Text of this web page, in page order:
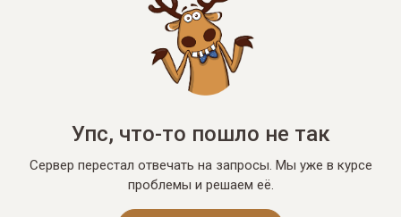
Упс, что-то пошло не так
Сервер перестал отвечать на запросы. Мы уже в курсе
проблемы и решаем её.